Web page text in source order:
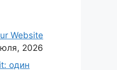
Website
2026
один